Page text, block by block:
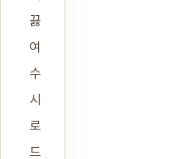
끓
여
수
시
로
드